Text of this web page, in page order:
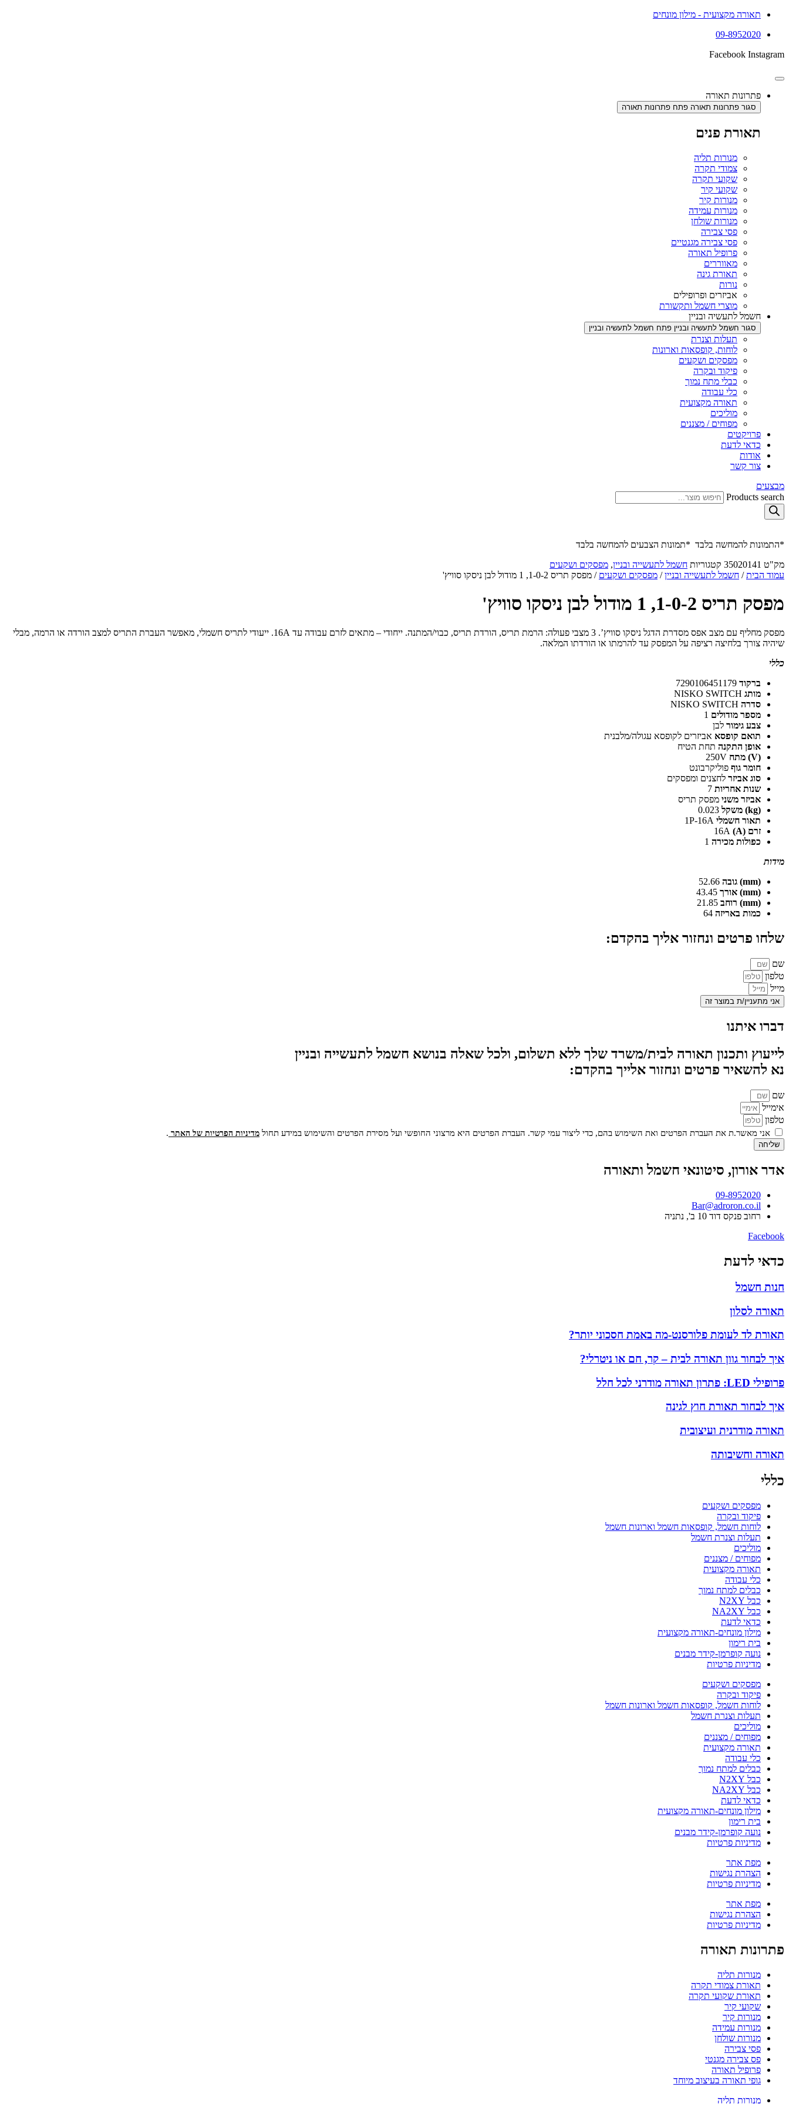
תאורה מקצועית - מילון מונחים
09-8952020
Facebook Instagram
פתרונות תאורה
סגור פתרונות תאורה פתח פתרונות תאורה
תאורת פנים
מנורות תליה
צמודי תקרה
שקועי תקרה
שקועי קיר
מנורות קיר
מנורות עמידה
מנורות שולחן
פסי צבירה
פסי צבירה מגנטיים
פרופיל תאורה
מאווררים
תאורת גינה
נורות
אביזרים ופרופילים
מוצרי חשמל ותקשורת
חשמל לתעשיה ובניין
סגור חשמל לתעשיה ובניין פתח חשמל לתעשיה ובניין
תעלות וצנרת
לוחות, קופסאות וארונות
מפסקים ושקעים
פיקוד ובקרה
כבלי מתח נמוך
כלי עבודה
תאורה מקצועית
מוליכים
מפוחים / מצננים
פרויקטים
כדאי לדעת
אודות
צור קשר
מבצעים
Products search
*התמונות להמחשה בלבד *תמונות הצבעים להמחשה בלבד
מק"ט 35020141 קטגוריות חשמל לתעשייה ובניין, מפסקים ושקעים
עמוד הבית/ חשמל לתעשייה ובניין/ מפסקים ושקעים / מפסק תריס 1-0-2, 1 מודול לבן ניסקו סוויץ'
מפסק תריס 1-0-2, 1 מודול לבן ניסקו סוויץ'
מפסק מחליף עם מצב אפס מסדרת הדגל ניסקו סוויץ’. 3 מצבי פעולה: הרמת תריס, הורדת תריס, כבוי/המתנה. ייחודי – מתאים לזרם עבודה עד 16A. ייעודי לתריס חשמלי, מאפשר העברת התריס למצב הורדה או הרמה, מבלי
שיהיה צורך בלחיצה רציפה על המפסק עד להרמתו או הורדתו המלאה.
כללי
ברקוד 7290106451179
מותג NISKO SWITCH
סדרה NISKO SWITCH
מספר מודולים 1
צבע גימור לבן
תואם קופסא אביזרים לקופסא עגולה/מלבנית
אופן התקנה תחת הטיח
(V) מתח
250V
חומר גוף פוליקרבונט
סוג אביזר לחצנים ומפסקים
שנות אחריות 7
אביזר משני מפסק תריס
(kg) משקל
0.023
תאור חשמלי 1P-16A
זרם (A)
16A
כפולות מכירה 1
מידות
(mm) גובה
52.66
(mm) אורך
43.45
(mm) רוחב
21.85
כמות באריזה 64
שלחו פרטים ונחזור אליך בהקדם:
שם
טלפון
מייל
אני מתעניין/ת במוצר זה
דברו איתנו
לייעוץ ותכנון תאורה לבית/משרד שלך ללא תשלום, ולכל שאלה בנושא חשמל לתעשייה ובניין
נא להשאיר פרטים ונחזור אלייך בהקדם:
שם
אימייל
טלפון
אני מאשר.ת את העברת הפרטים ואת השימוש בהם, כדי ליצור עמי קשר. העברת הפרטים היא מרצוני החופשי ועל מסירת הפרטים והשימוש במידע תחול מדיניות הפרטיות של האתר .
שליחה
אדר אורון, סיטונאי חשמל ותאורה
09-8952020
Bar@adroron.co.il
רחוב פנקס דוד 10 ב', נתניה
Facebook
כדאי לדעת
חנות חשמל
תאורה לסלון
תאורת לד לעומת פלורסנט-מה באמת חסכוני יותר?
איך לבחור גוון תאורה לבית – קר, חם או ניטרלי?
פרופילי LED: פתרון תאורה מודרני לכל חלל
איך לבחור תאורת חוץ לגינה
תאורה מודרנית ועיצובית
תאורה וחשיבותה
כללי
מפסקים ושקעים
פיקוד ובקרה
לוחות חשמל, קופסאות חשמל וארונות חשמל
תעלות וצנרת חשמל
מוליכים
מפוחים / מצננים
תאורה מקצועית
כלי עבודה
כבלים למתח נמוך
כבל N2XY
כבל NA2XY
כדאי לדעת
מילון מונחים-תאורה מקצועית
בית רימון
נועה קופרמן-קידר מבנים
מדיניות פרטיות
מפסקים ושקעים
פיקוד ובקרה
לוחות חשמל, קופסאות חשמל וארונות חשמל
תעלות וצנרת חשמל
מוליכים
מפוחים / מצננים
תאורה מקצועית
כלי עבודה
כבלים למתח נמוך
כבל N2XY
כבל NA2XY
כדאי לדעת
מילון מונחים-תאורה מקצועית
בית רימון
נועה קופרמן-קידר מבנים
מדיניות פרטיות
מפת אתר
הצהרת נגישות
מדיניות פרטיות
מפת אתר
הצהרת נגישות
מדיניות פרטיות
פתרונות תאורה
מנורות תליה
תאורת צמודי תקרה
תאורת שקועי תקרה
שקועי קיר
מנורות קיר
מנורות עמידה
מנורות שולחן
פסי צבירה
פס צבירה מגנטי
פרופיל תאורה
גופי תאורה בעיצוב מיוחד
מנורות תליה